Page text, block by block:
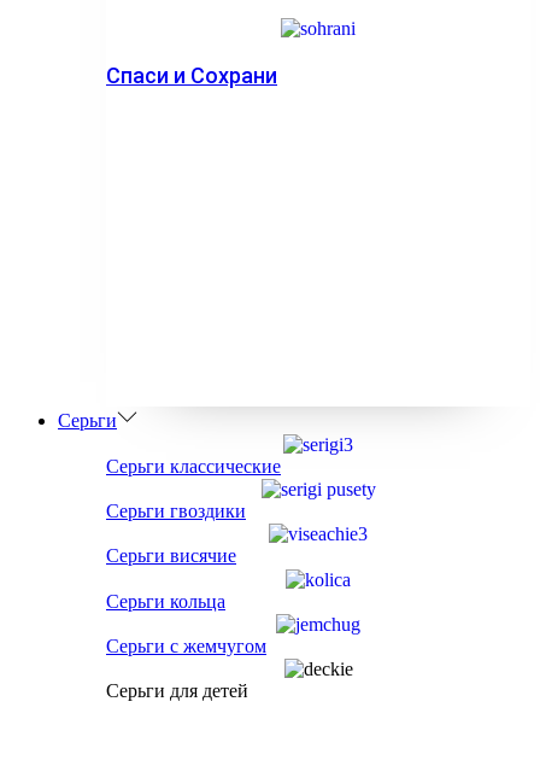
Спаси и Сохрани
Серьги
Серьги классические
Серьги гвоздики
Серьги висячие
Серьги кольца
Серьги с жемчугом
Серьги для детей